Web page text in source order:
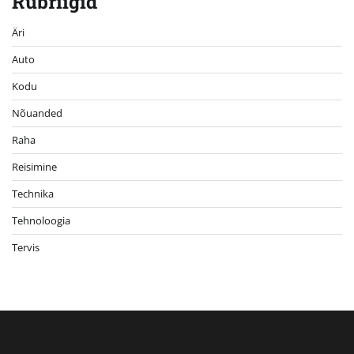
Äri
Auto
Kodu
Nõuanded
Raha
Reisimine
Technika
Tehnoloogia
Tervis